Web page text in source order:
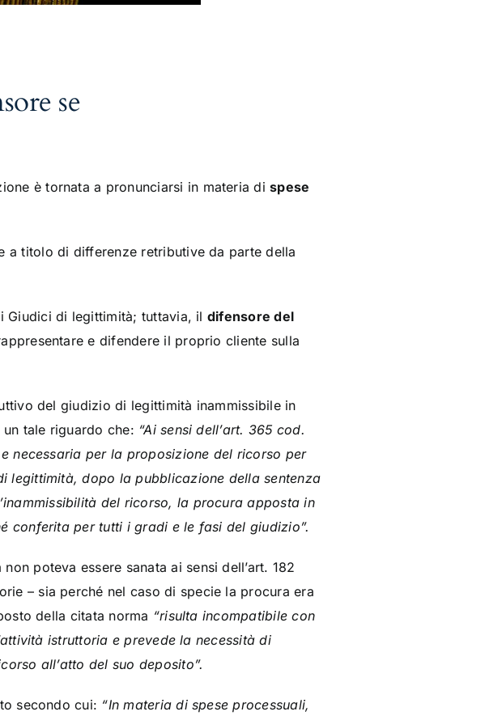
se
è tornata a pronunciarsi in materia dispese
a titolo di differenze retributive da parte della
Giudici di legittimità; tuttavia, il difensore del
e difendere il proprio cliente sulla
del giudizio di legittimità inammissibile in
tale riguardo che: “Ai sensi dell’art. 365 cod.
necessaria per la proposizione del ricorso per
legittimità, dopo la pubblicazione della sentenza
del ricorso, la procura apposta in
conferita per tutti i gradi e le fasi del giudizio”.
poteva essere sanata ai sensi dell’art. 182
– sia perché nel caso di specie la procura era
della citata norma “risulta incompatibile con
istruttoria e prevede la necessità di
all’atto del suo deposito”.
secondo cui: “In materia di spese processuali,